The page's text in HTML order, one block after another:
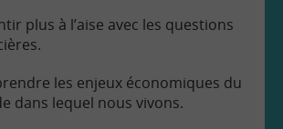
plus à l’aise avec les questions
les enjeux économiques du
dans lequel nous vivons.